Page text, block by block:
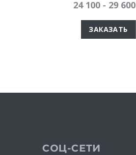
24 100 - 29 600
ЗАКАЗАТЬ
СОЦ-СЕТИ